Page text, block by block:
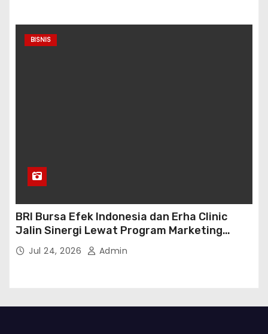
BISNIS
BRI Bursa Efek Indonesia dan Erha Clinic
Jalin Sinergi Lewat Program Marketing
Kolaborasi
Jul 24, 2026 Admin